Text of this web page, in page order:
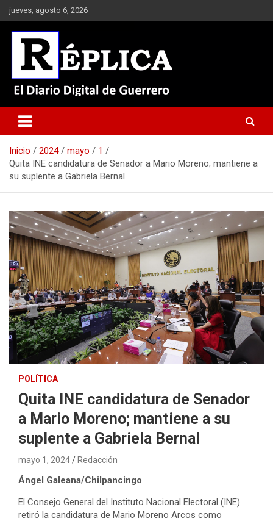
Saltar
al
contenido
jueves, agosto 6, 2026
Réplica
Inicio 2024 mayo
1
Quita INE candidatura de Senador a Mario Moreno; mantiene a
su suplente a Gabriela Bernal
POLÍTICA
Quita INE candidatura de Senador
a Mario Moreno; mantiene a su
suplente a Gabriela Bernal
mayo 1, 2024 Redacción
Ángel Galeana/Chilpancingo
El Consejo General del Instituto Nacional Electoral (INE)
retiró la candidatura de Mario Moreno Arcos como